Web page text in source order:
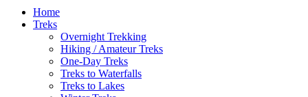
Home
Treks
Overnight Trekking
Hiking / Amateur Treks
One-Day Treks
Treks to Waterfalls
Treks to Lakes